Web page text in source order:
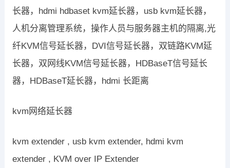
长器，hdmi hdbaset kvm延长器，usb kvm延长器，
人机分离管理系统，操作人员与服务器主机的隔离,光
纤KVM信号延长器，DVI信号延长器，双链路KVM延
长器，双网线KVM信号延长器，HDBaseT信号延长
器，HDBaseT延长器，hdmi 长距离
kvm网络延长器
kvm extender , usb kvm extender, hdmi kvm
extender , KVM over IP Extender